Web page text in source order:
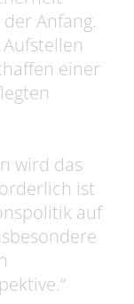
Anfang.
einer
wird das
ist
auf